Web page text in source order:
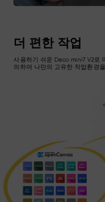
더 편한 작업
사용하기 쉬운 Deco mini7 V2로
의하여 나만의 고유한 작업환경